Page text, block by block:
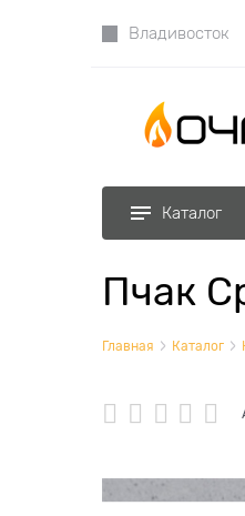
Владивосток
Каталог
Пчак
Главная Каталог